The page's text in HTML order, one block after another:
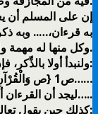
إن على المسلم أن
به قرءان،….. وبه
وكل منها له مهمة وله تمييز داخل دفتي الكتاب الذي بين أيدينا.
ولنبدأ أولا بالذِّكر، فإن على المسلم أن يتدبر قول ربنا تبارك وتعالى:
{ص وَالْقُرْآنِ ذِي الذِّكْرِ} ص1……
ليجد أن القرءان أمر، والذّكر جزء متعلق بذلك الأمر…..
كذلك حين يقول تعالى: